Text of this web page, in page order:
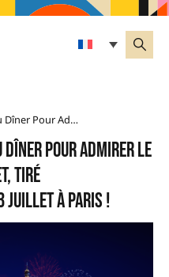
Les Plus Belles Tables Où Dîner Pour Admirer Le Feu D’artifice Du 14 Juillet, Tiré Exceptionnellement Le 13 Juillet À Paris !
pour admirer le
tiré
juillet à Paris !